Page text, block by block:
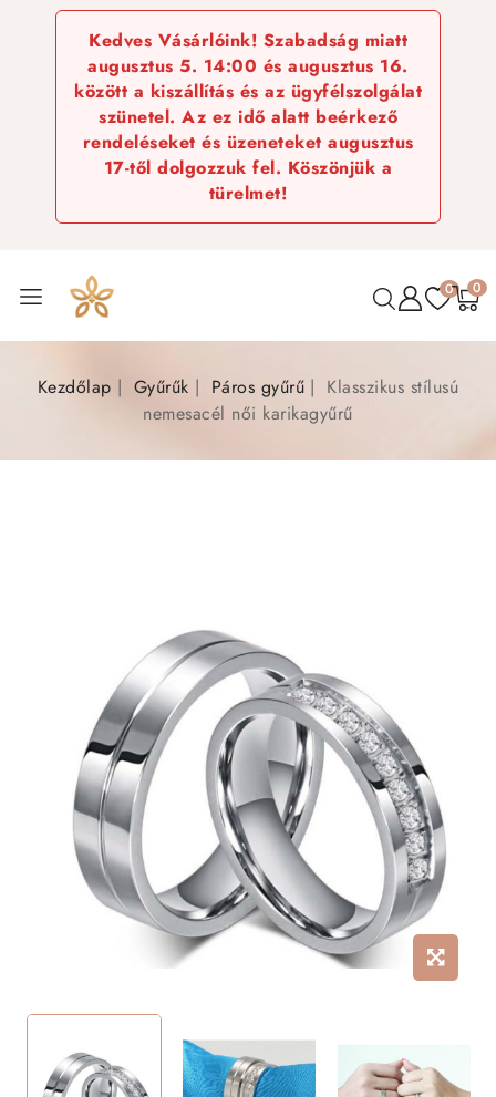
Kedves Vásárlóink! Szabadság miatt
augusztus 5. 14:00 és augusztus 16.
között a kiszállítás és az ügyfélszolgálat
szünetel. Az ez idő alatt beérkező
rendeléseket és üzeneteket augusztus
17-től dolgozzuk fel. Köszönjük a
türelmet!
0 0
Kezdőlap Gyűrűk Páros gyűrű
Klasszikus stílusú
nemesacél női karikagyűrű